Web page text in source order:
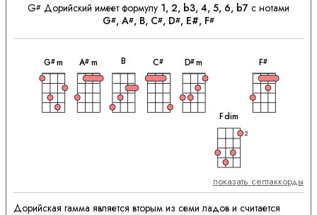
G# Дорийский имеет формулу 1, 2, b3, 4, 5, 6, b7 с нотами
G#, A#, B, C#, D#, E#, F#
Аккорды:G#m
A# m B
C#
D#m
Fdim
аккорд
2
F#
показать септаккорды
Дорийская гамма является вторым из семи ладов и считается